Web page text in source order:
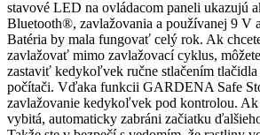
stavové LED na ovládacom paneli ukazujú
Bluetooth®, zavlažovania a používanej 9 V
Batéria by mala fungovať celý rok. Ak
zavlažovať mimo zavlažovací cyklus,
zastaviť kedykoľvek ručne stlačením tlačidla
počítači. Vďaka funkcii GARDENA Safe
zavlažovanie kedykoľvek pod kontrolou. Ak
vybitá, automaticky zabráni začiatku